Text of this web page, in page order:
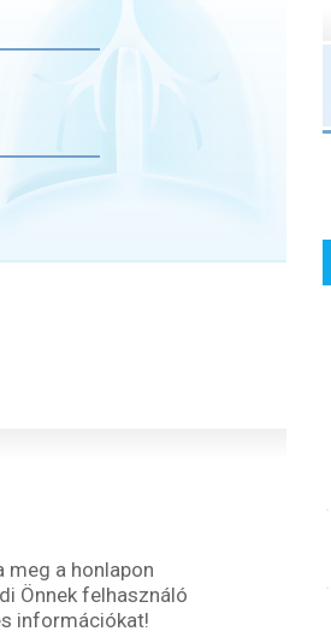
meg a honlapon
Önnek felhasználó
információkat!